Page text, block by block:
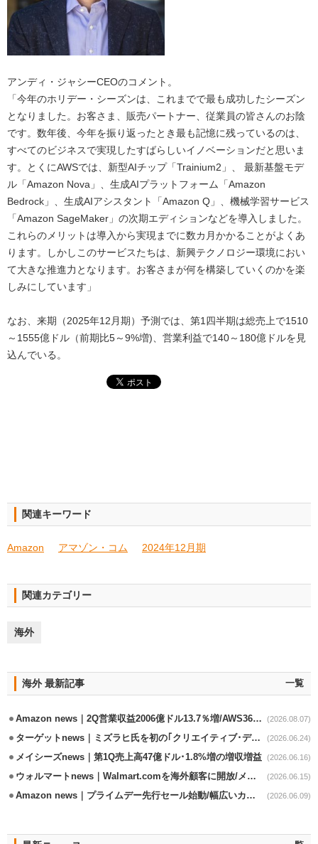
アンディ・ジャシーCEOのコメント。
「今年のホリデー・シーズンは、これまでで最も成功したシーズン
となりました。お客さま、販売パートナー、従業員の皆さんのお陰
です。数年後、今年を振り返ったとき最も記憶に残っているのは、
すべてのビジネスで実現したすばらしいイノベーションだと思いま
す。とくにAWSでは、新型AIチップ「Trainium2」、 最新基盤モデ
ル「Amazon Nova」、生成AIプラットフォーム「Amazon
Bedrock」、生成AIアシスタント「Amazon Q」、機械学習サービス
「Amazon SageMaker」の次期エディションなどを導入しました。
これらのメリットは導入から実現までに数カ月かかることがよくあ
ります。しかしこのサービスたちは、新興テクノロジー環境におい
て大きな推進力となります。お客さまが何を構築していくのかを楽
しみにしています」
なお、来期（2025年12月期）予測では、第1四半期は総売上で1510
～1555億ドル（前期比5～9%増)、営業利益で140～180億ドルを見
込んでいる。
関連キーワード
Amazon アマゾン・コム 2024年12月期
関連カテゴリー
海外
海外 最新記事 一覧
Amazon news｜2Q営業収益2006億ドル13.7％増/AWS36.8％％増が貢献 (2026.08.07)
ターゲットnews｜ミズラヒ氏を初の｢クリエイティブ･ディレクター｣に起用 (2026.06.24)
メイシーズnews｜第1Q売上高47億ドル･1.8%増の増収増益 (2026.06.16)
ウォルマートnews｜Walmart.comを海外顧客に開放/メキシコへ配送開始 (2026.06.15)
Amazon news｜プライムデー先行セール始動/幅広いカテゴリーで割引き (2026.06.09)